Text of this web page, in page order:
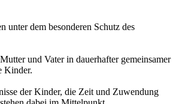
unter dem besonderen Schutz des
und Vater in dauerhafter gemeinsamer
Kinder.
der Kinder, die Zeit und Zuwendung